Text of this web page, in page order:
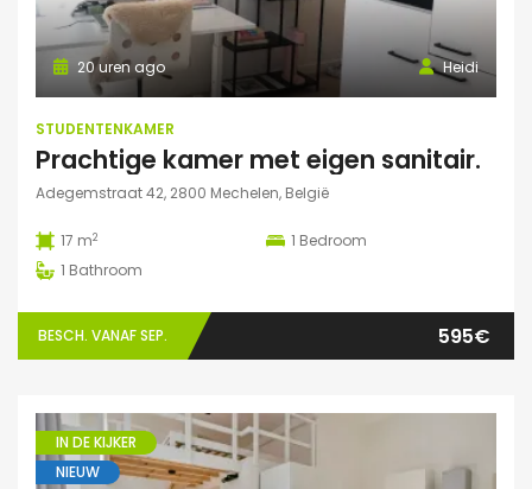
Heidi
20 uren ago
STUDENTENKAMER
Prachtige kamer met eigen sanitair.
Adegemstraat 42, 2800 Mechelen, België
17 m2 1 Bedroom
1 Bathroom
BESCH. VANAF SEP. 595€
IN DE KIJKER
NIEUW